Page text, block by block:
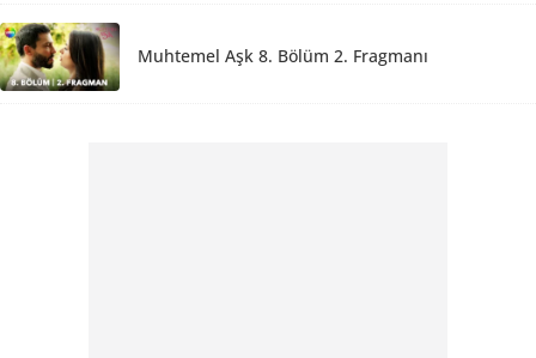
Muhtemel Aşk 8. Bölüm 2. Fragmanı